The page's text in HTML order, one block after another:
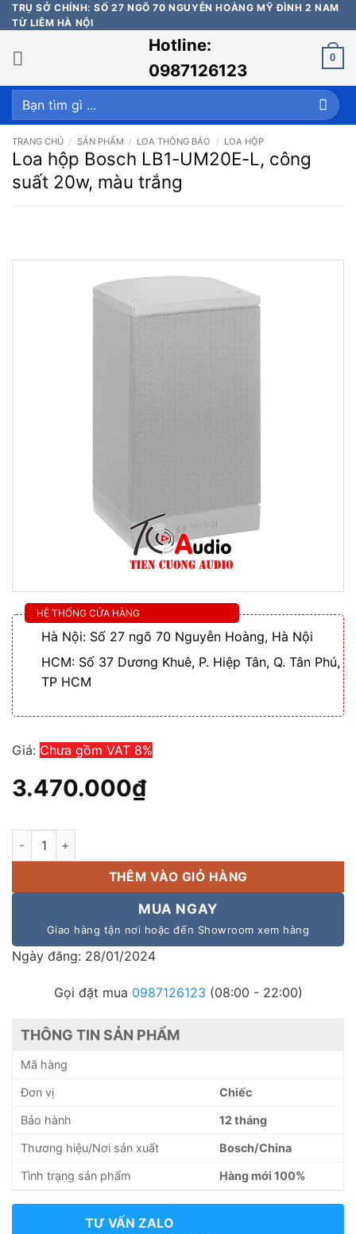
Bỏ
qua
nội
dung
TRỤ SỞ CHÍNH: SỐ 27 NGÕ 70 NGUYỄN HOÀNG MỸ ĐÌNH 2 NAM
TỪ LIÊM HÀ NỘI
Hotline:
0987126123
0
Tìm
kiếm:
TRANG CHỦ / SẢN PHẨM / LOA THÔNG BÁO / LOA HỘP
Loa hộp Bosch LB1-UM20E-L, công
suất 20w, màu trắng
HỆ THỐNG CỬA HÀNG
Hà Nội: Số 27 ngõ 70 Nguyễn Hoàng, Hà Nội
HCM: Số 37 Dương Khuê, P. Hiệp Tân, Q. Tân Phú,
TP HCM
Giá: Chưa gồm VAT 8%
3.470.000₫
Loa hộp Bosch LB1-UM20E-L, công suất 20w, màu trắng số
THÊM VÀO GIỎ HÀNG
MUA NGAY
Giao hàng tận nơi hoặc đến Showroom xem hàng
Ngày đăng: 28/01/2024
Gọi đặt mua 0987126123 (08:00 - 22:00)
THÔNG TIN SẢN PHẨM
Mã hàng
Đơn vị Chiếc
Bảo hành 12 tháng
Thương hiệu/Nơi sản xuất Bosch/China
Tình trạng sản phẩm Hàng mới 100%
TƯ VẤN ZALO